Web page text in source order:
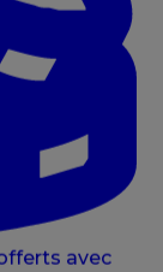
avec